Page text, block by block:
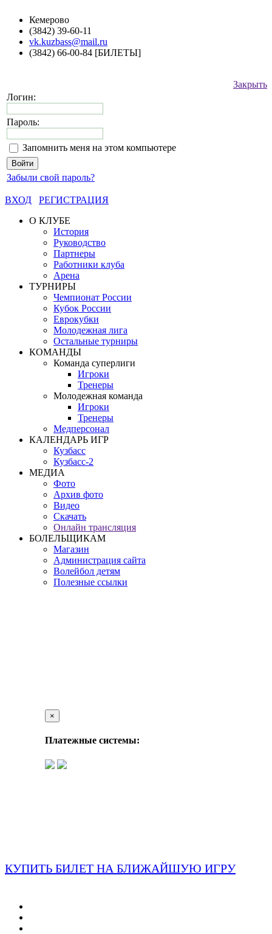
Кемерово
(3842) 39-60-11
vk.kuzbass@mail.ru
(3842) 66-00-84 [БИЛЕТЫ]
Закрыть
Логин:
Пароль:
Запомнить меня на этом компьютере
Забыли свой пароль?
ВХОД
РЕГИСТРАЦИЯ
О КЛУБЕ
История
Руководство
Партнеры
Работники клуба
Арена
ТУРНИРЫ
Чемпионат России
Кубок России
Еврокубки
Молодежная лига
Остальные турниры
КОМАНДЫ
Команда суперлиги
Игроки
Тренеры
Молодежная команда
Игроки
Тренеры
Медперсонал
КАЛЕНДАРЬ ИГР
Кузбасс
Кузбасс-2
МЕДИА
Фото
Архив фото
Видео
Скачать
Онлайн трансляция
БОЛЕЛЬЩИКАМ
Магазин
Администрация сайта
Волейбол детям
Полезные ссылки
×
Платежные системы:
КУПИТЬ БИЛЕТ НА БЛИЖАЙШУЮ ИГРУ